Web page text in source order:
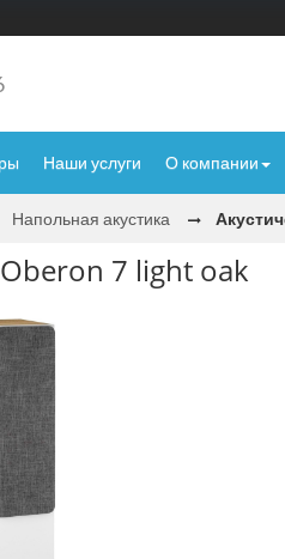
Наши услуги О компании
Напольная акустика
Oberon 7 light oak